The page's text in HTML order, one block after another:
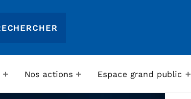
Nos actions Espace grand public